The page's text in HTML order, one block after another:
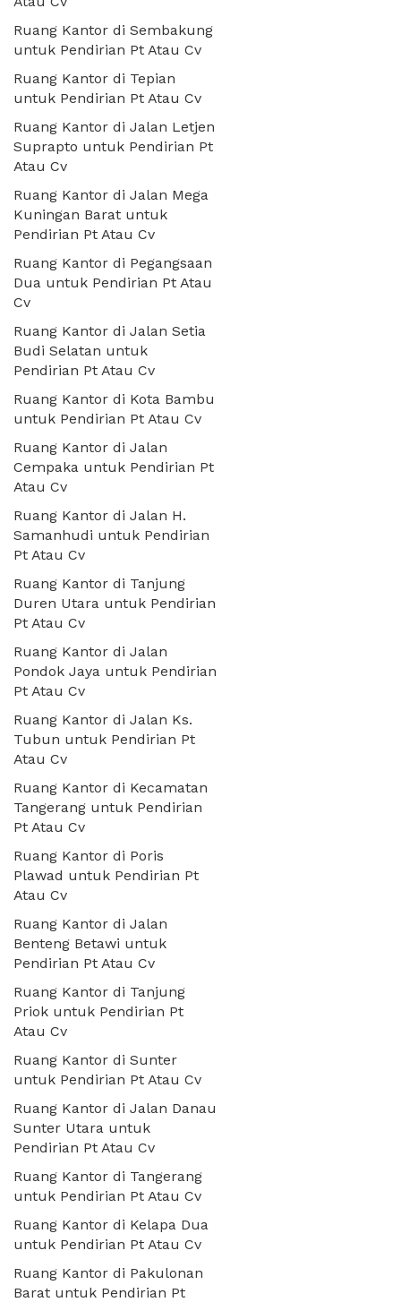
Ruang Kantor di Sembakung
untuk Pendirian Pt Atau Cv
Ruang Kantor di Tepian
untuk Pendirian Pt Atau Cv
Ruang Kantor di Jalan Letjen
Suprapto untuk Pendirian Pt
Atau Cv
Ruang Kantor di Jalan Mega
Kuningan Barat untuk
Pendirian Pt Atau Cv
Ruang Kantor di Pegangsaan
Dua untuk Pendirian Pt Atau
Cv
Ruang Kantor di Jalan Setia
Budi Selatan untuk
Pendirian Pt Atau Cv
Ruang Kantor di Kota Bambu
untuk Pendirian Pt Atau Cv
Ruang Kantor di Jalan
Cempaka untuk Pendirian Pt
Atau Cv
Ruang Kantor di Jalan H.
Samanhudi untuk Pendirian
Pt Atau Cv
Ruang Kantor di Tanjung
Duren Utara untuk Pendirian
Pt Atau Cv
Ruang Kantor di Jalan
Pondok Jaya untuk Pendirian
Pt Atau Cv
Ruang Kantor di Jalan Ks.
Tubun untuk Pendirian Pt
Atau Cv
Ruang Kantor di Kecamatan
Tangerang untuk Pendirian
Pt Atau Cv
Ruang Kantor di Poris
Plawad untuk Pendirian Pt
Atau Cv
Ruang Kantor di Jalan
Benteng Betawi untuk
Pendirian Pt Atau Cv
Ruang Kantor di Tanjung
Priok untuk Pendirian Pt
Atau Cv
Ruang Kantor di Sunter
untuk Pendirian Pt Atau Cv
Ruang Kantor di Jalan Danau
Sunter Utara untuk
Pendirian Pt Atau Cv
Ruang Kantor di Tangerang
untuk Pendirian Pt Atau Cv
Ruang Kantor di Kelapa Dua
untuk Pendirian Pt Atau Cv
Ruang Kantor di Pakulonan
Barat untuk Pendirian Pt